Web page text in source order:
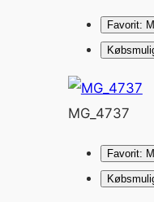
Favorit:
MG_4737
Favorit: